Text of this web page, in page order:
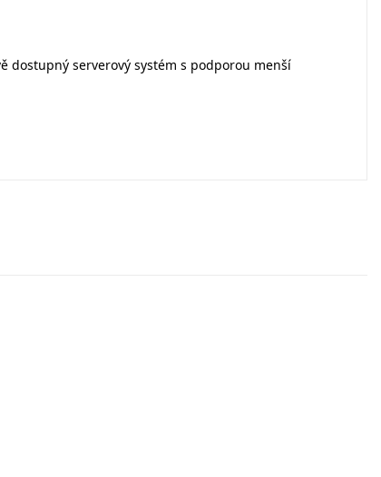
dostupný serverový systém s podporou menší